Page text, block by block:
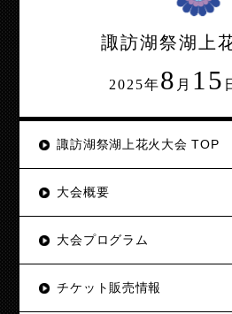
諏訪湖祭湖上
2025年8 月 15
諏訪湖祭湖上花火大会 TOP
大会概要
大会プログラム
チケット販売情報